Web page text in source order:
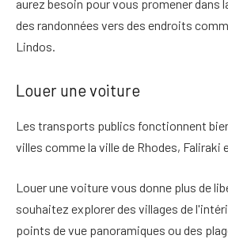
aurez besoin pour vous promener dans
des randonnées vers des endroits
Lindos.
Louer une voiture
Les transports publics fonctionnent
villes comme la ville de Rhodes, Faliraki
Louer une voiture vous donne plus de
souhaitez explorer des villages de
points de vue panoramiques ou des